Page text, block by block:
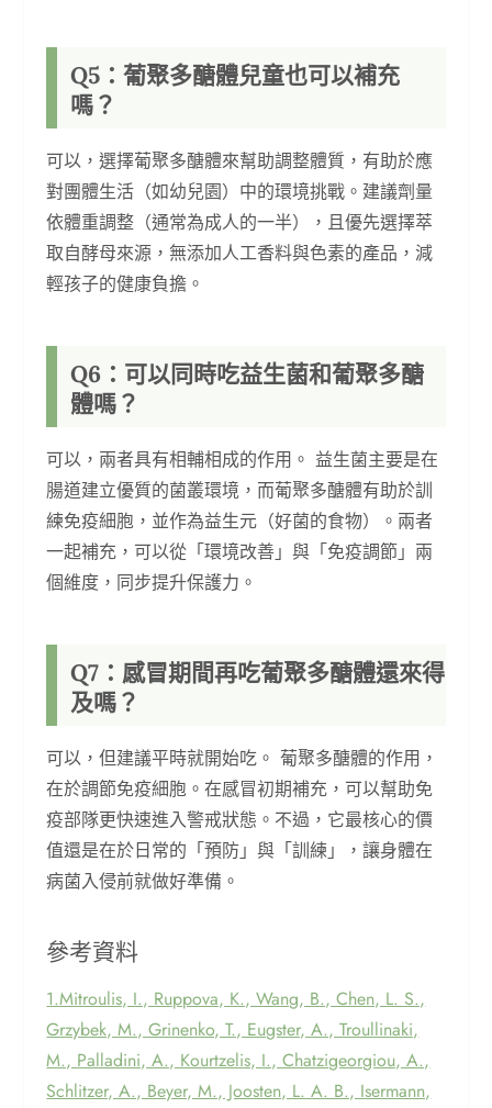
Q5：葡聚多醣體兒童也可以補充
嗎？
可以，選擇葡聚多醣體來幫助調整體質，有助於應
對團體生活（如幼兒園）中的環境挑戰。建議劑量
依體重調整（通常為成人的一半），且優先選擇萃
取自酵母來源，無添加人工香料與色素的產品，減
輕孩子的健康負擔。
Q6：可以同時吃益生菌和葡聚多醣
體嗎？
可以，兩者具有相輔相成的作用。 益生菌主要是在
腸道建立優質的菌叢環境，而葡聚多醣體有助於訓
練免疫細胞，並作為益生元（好菌的食物）。兩者
一起補充，可以從「環境改善」與「免疫調節」兩
個維度，同步提升保護力。
Q7：感冒期間再吃葡聚多醣體還來得
及嗎？
可以，但建議平時就開始吃。 葡聚多醣體的作用，
在於調節免疫細胞。在感冒初期補充，可以幫助免
疫部隊更快速進入警戒狀態。不過，它最核心的價
值還是在於日常的「預防」與「訓練」，讓身體在
病菌入侵前就做好準備。
參考資料
1.Mitroulis, I., Ruppova, K., Wang, B., Chen, L. S.,
Grzybek, M., Grinenko, T., Eugster, A., Troullinaki,
M., Palladini, A., Kourtzelis, I., Chatzigeorgiou, A.,
Schlitzer, A., Beyer, M., Joosten, L. A. B., Isermann,